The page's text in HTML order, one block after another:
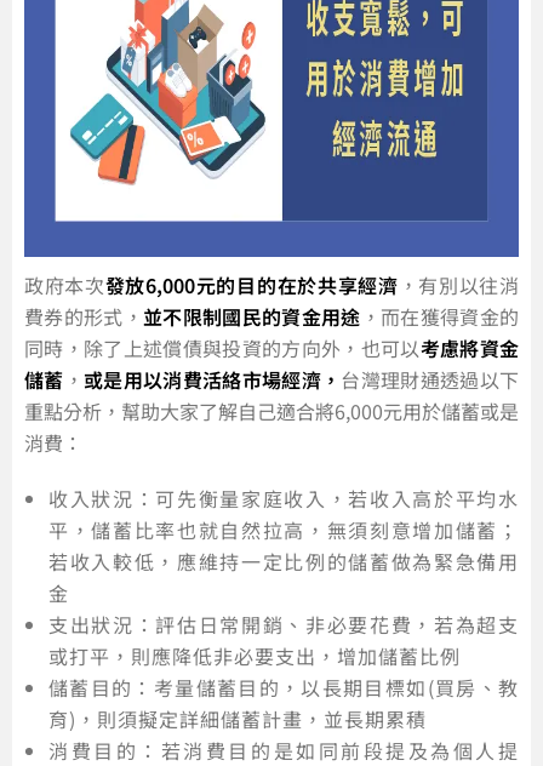
政府本次發放6,000元的目的在於共享經濟 ，有別以往消
費券的形式， 並不限制國民的資金用途 ，而在獲得資金的
同時，除了上述償債與投資的方向外，也可以考慮將資金
儲蓄 ， 或是用以消費活絡市場經濟， 台灣理財通透過以下
重點分析，幫助大家了解自己適合將6,000元用於儲蓄或是
消費：
收入狀況：可先衡量家庭收入，若收入高於平均水
平，儲蓄比率也就自然拉高，無須刻意增加儲蓄；
若收入較低，應維持一定比例的儲蓄做為緊急備用
金
支出狀況：評估日常開銷、非必要花費，若為超支
或打平，則應降低非必要支出，增加儲蓄比例
儲蓄目的：考量儲蓄目的，以長期目標如(買房、教
育)，則須擬定詳細儲蓄計畫，並長期累積
消費目的：若消費目的是如同前段提及為個人提